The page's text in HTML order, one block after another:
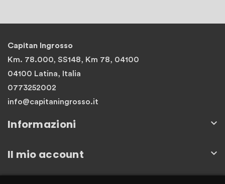
Capitan Ingrosso
Km. 78.000, SS148, Km 78, 04100
04100 Latina, Italia
0773252002
info@capitaningrosso.it
Informazioni 
Il mio account 